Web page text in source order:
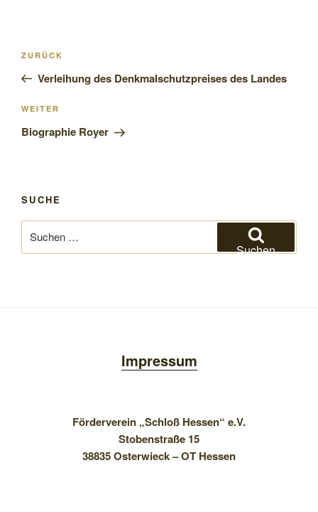
Beitragsnavigation
Vorheriger
Beitrag
ZURÜCK
Verleihung des Denkmalschutzpreises des Landes
Nächster
Beitrag
WEITER
Biographie Royer
SUCHE
nach:
Suchen
Impressum
Förderverein „Schloß Hessen“ e.V.
Stobenstraße 15
38835 Osterwieck – OT Hessen